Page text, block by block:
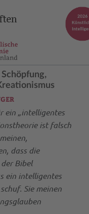
ein „intelligentes
ist falsch
dass die
Bibel
ein intelligentes
Sie meinen